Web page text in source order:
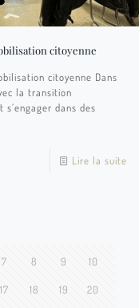
citoyenne
citoyenne Dans
la transition
dans des
Lire la suite
7 8 9 10
17 18 19 20